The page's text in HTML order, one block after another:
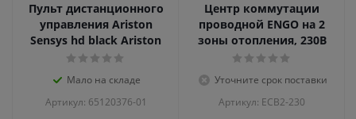
Пульт дистанционного
управления Ariston
Sensys hd black Ariston
Мало на складе
Артикул: 65120376-01
Центр коммутации
проводной ENGO на 2
зоны отопления, 230В
Уточните срок поставки
Артикул: ECB2-230